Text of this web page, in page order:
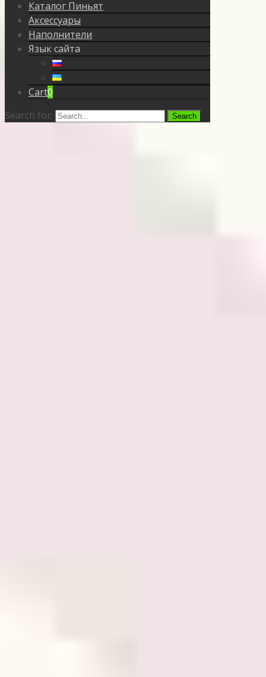
Каталог Пиньят
Аксессуары
Наполнители
Язык сайта
Cart0
Search for: